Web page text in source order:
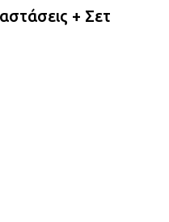
+ Σετ